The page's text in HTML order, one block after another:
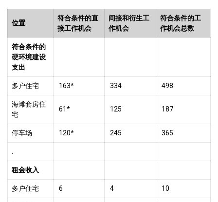
位置
符合条件的直
接工作机会
间接和衍生工
作机会
符合条件的工
作机会总数
符合条件的
硬环境建设
支出
多户住宅 163* 334 498
海滩套房住
宅
61* 125 187
停车场 120* 245 365
租金收入
多户住宅 6 4 10